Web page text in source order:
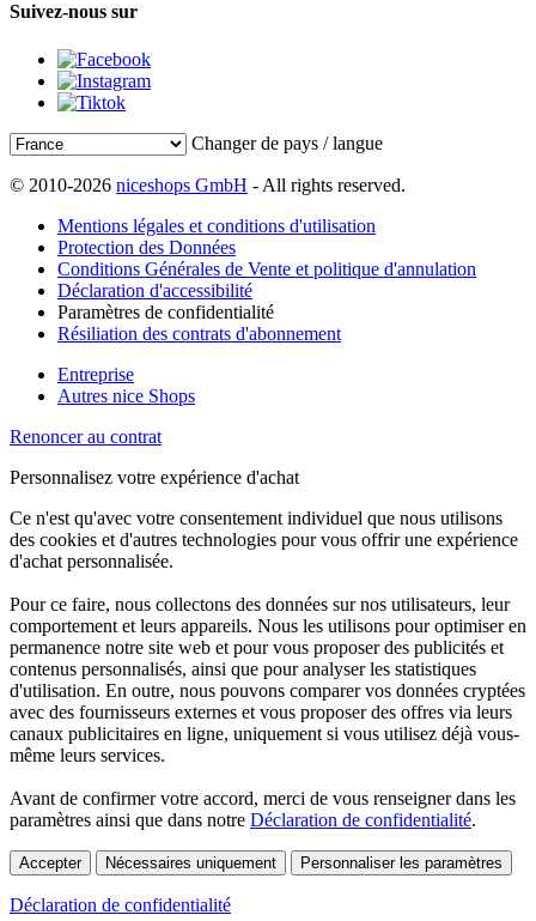
Suivez-nous sur
Changer de pays / langue
© 2010-2026 niceshops GmbH - All rights reserved.
Mentions légales et conditions d'utilisation
Protection des Données
Conditions Générales de Vente et politique d'annulation
Déclaration d'accessibilité
Paramètres de confidentialité
Résiliation des contrats d'abonnement
Entreprise
Autres nice Shops
Renoncer au contrat
Personnalisez votre expérience d'achat
Ce n'est qu'avec votre consentement individuel que nous utilisons
des cookies et d'autres technologies pour vous offrir une expérience
d'achat personnalisée.
Pour ce faire, nous collectons des données sur nos utilisateurs, leur
comportement et leurs appareils. Nous les utilisons pour optimiser en
permanence notre site web et pour vous proposer des publicités et
contenus personnalisés, ainsi que pour analyser les statistiques
d'utilisation. En outre, nous pouvons comparer vos données cryptées
avec des fournisseurs externes et vous proposer des offres via leurs
canaux publicitaires en ligne, uniquement si vous utilisez déjà vous-
même leurs services.
Avant de confirmer votre accord, merci de vous renseigner dans les
paramètres ainsi que dans notre Déclaration de confidentialité.
Accepter Nécessaires uniquement Personnaliser les paramètres
Déclaration de confidentialité